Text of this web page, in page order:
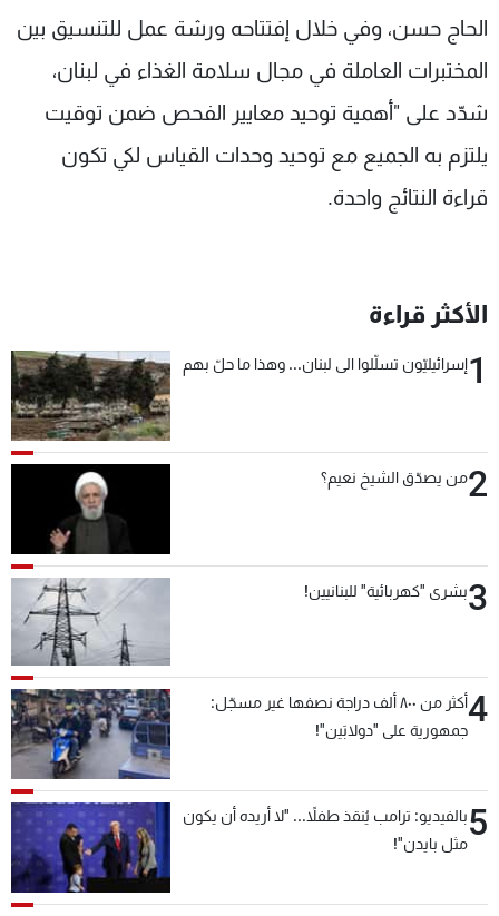
الحاج حسن، وفي خلال إفتتاحه ورشة عمل للتنسيق بين
المختبرات العاملة في مجال سلامة الغذاء في لبنان،
شدّد على "أهمية توحيد معايير الفحص ضمن توقيت
يلتزم به الجميع مع توحيد وحدات القياس لكي تكون
قراءة النتائج واحدة.
الأكثر قراءة
1إسرائيليّون تسلّلوا الى لبنان... وهذا ما حلّ بهم
2من يصدّق الشيخ نعيم؟
3بشرى "كهربائية" للبنانيين!
4
أكثر من ٨٠٠ ألف دراجة نصفها غير مسجّل:
جمهورية على "دولابَين"!
5بالفيديو: ترامب يُنقذ طفلاً... "لا أريده أن يكون
مثل بايدن"!
الإنـتـاج
تواصل معنا
سياسة الخصوصية